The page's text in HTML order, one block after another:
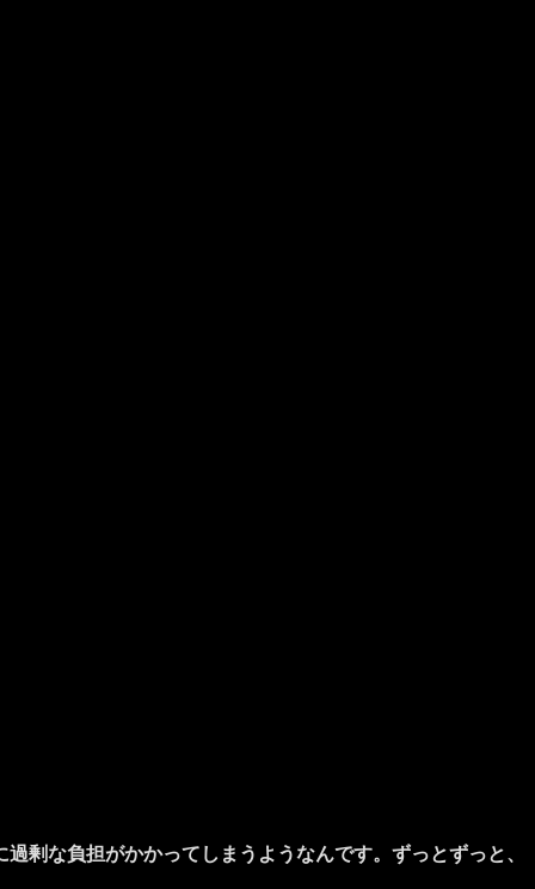
剰な負担がかかってしまうようなんです。ずっとずっと、